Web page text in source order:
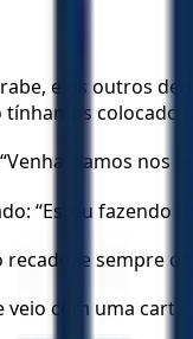
e os outros
colocado
vamos
“Estou
e sempre
veio com uma